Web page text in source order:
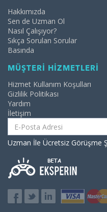
Hakkımızda
Sen de Uzman Ol
Nasıl Çalışıyor?
Sıkça Sorulan Sorular
Basında
MÜŞTERİ HİZMETLERİ
Hizmet Kullanım Koşulları
Gizlilik Politikası
Yardım
İletişim
Uzman İle Ücretsiz Görüşme